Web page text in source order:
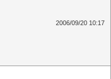
2006/09/20 10:17